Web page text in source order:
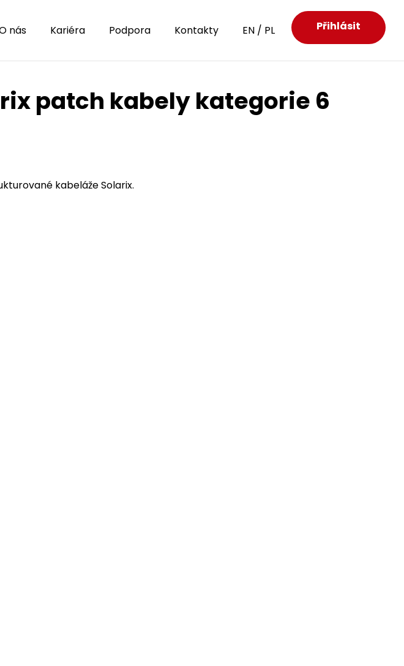
nás Kariéra Podpora Kontakty EN / PL Přihlásit
patch kabely kategorie 6
kabeláže Solarix.